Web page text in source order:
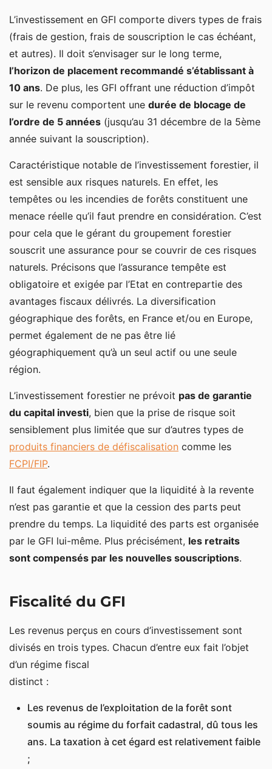
L’investissement en GFI comporte divers types de frais
(frais de gestion, frais de souscription le cas échéant,
et autres). Il doit s’envisager sur le long terme,
l’horizon de placement recommandé s’établissant à
10 ans. De plus, les GFI offrant une réduction d’impôt
sur le revenu comportent une durée de blocage de
l’ordre de 5 années (jusqu’au 31 décembre de la 5ème
année suivant la souscription).
Caractéristique notable de l’investissement forestier, il
est sensible aux risques naturels. En effet, les
tempêtes ou les incendies de forêts constituent une
menace réelle qu’il faut prendre en considération. C’est
pour cela que le gérant du groupement forestier
souscrit une assurance pour se couvrir de ces risques
naturels. Précisons que l’assurance tempête est
obligatoire et exigée par l’Etat en contrepartie des
avantages fiscaux délivrés. La diversification
géographique des forêts, en France et/ou en Europe,
permet également de ne pas être lié
géographiquement qu’à un seul actif ou une seule
région.
L’investissement forestier ne prévoit pas de garantie
du capital investi, bien que la prise de risque soit
sensiblement plus limitée que sur d’autres types de
produits financiers de défiscalisation comme les
FCPI/FIP.
Il faut également indiquer que la liquidité à la revente
n’est pas garantie et que la cession des parts peut
prendre du temps. La liquidité des parts est organisée
par le GFI lui-même. Plus précisément, les retraits
sont compensés par les nouvelles souscriptions.
Fiscalité du GFI
Les revenus perçus en cours d’investissement sont
divisés en trois types. Chacun d’entre eux fait l’objet
d’un régime fiscal
distinct :
Les revenus de l’exploitation de la forêt sont
soumis au régime du forfait cadastral, dû tous les
ans. La taxation à cet égard est relativement faible
;